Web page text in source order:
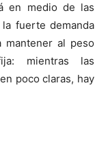
en medio de las
fuerte demanda
al peso
mientras las
poco claras, hay